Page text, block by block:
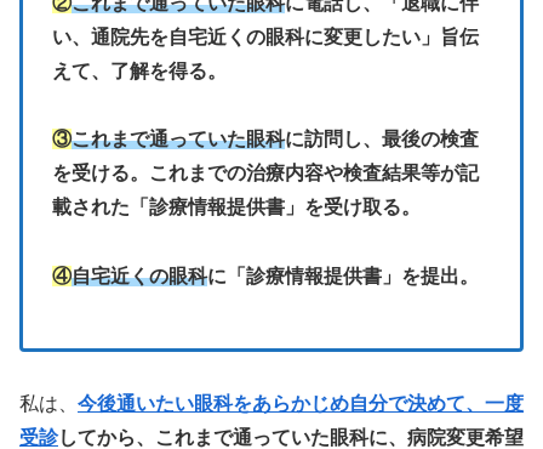
い、通院先を自宅近くの眼科に変更したい」旨伝
えて、了解を得る。
③これまで通っていた眼科に訪問し、最後の検査
を受ける。これまでの治療内容や検査結果等が記
載された「診療情報提供書」を受け取る。
④自宅近くの眼科に「診療情報提供書」を提出。
私は、 今後通いたい眼科をあらかじめ自分で決めて、一度
受診してから、これまで通っていた眼科に、病院変更希望